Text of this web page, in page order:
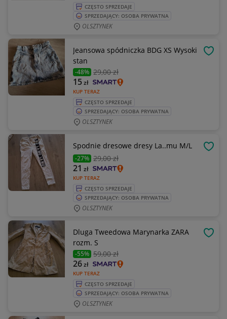
CZĘSTO SPRZEDAJE
SPRZEDAJĄCY: OSOBA PRYWATNA
OLSZTYNEK
Jeansowa spódniczka BDG XS Wysoki
stan
-48% 29,00 zł
KUP TERAZ
15zł
CZĘSTO SPRZEDAJE
SPRZEDAJĄCY: OSOBA PRYWATNA
OLSZTYNEK
Spodnie dresowe dresy La..mu M/L
-27% 29,00 zł
KUP TERAZ
21 zł
CZĘSTO SPRZEDAJE
SPRZEDAJĄCY: OSOBA PRYWATNA
OLSZTYNEK
Dluga Tweedowa Marynarka ZARA
rozm. S
-55% 59,00 zł
KUP TERAZ
26zł
CZĘSTO SPRZEDAJE
SPRZEDAJĄCY: OSOBA PRYWATNA
OLSZTYNEK